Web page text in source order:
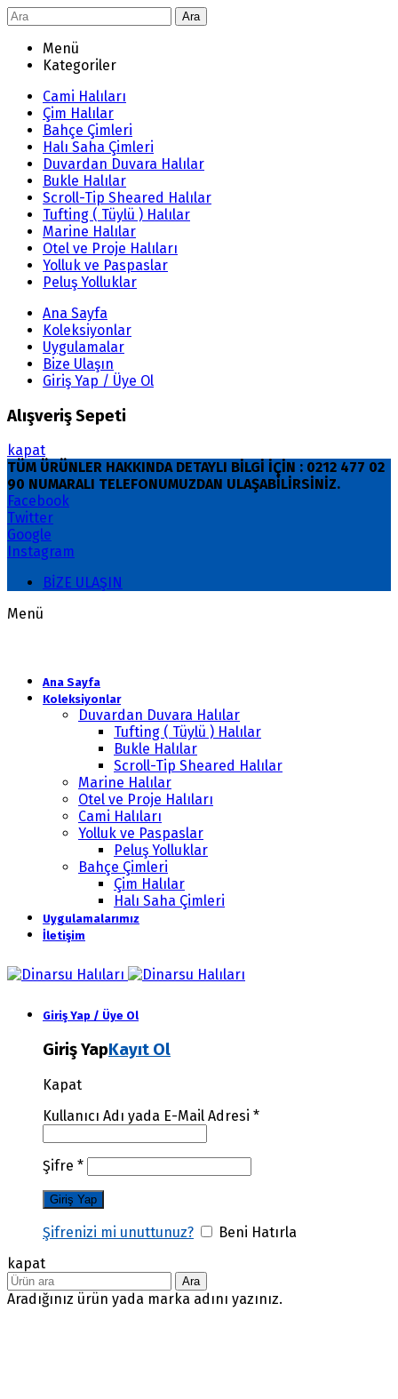
Ara
Menü
Kategoriler
Cami Halıları
Çim Halılar
Bahçe Çimleri
Halı Saha Çimleri
Duvardan Duvara Halılar
Bukle Halılar
Scroll-Tip Sheared Halılar
Tufting ( Tüylü ) Halılar
Marine Halılar
Otel ve Proje Halıları
Yolluk ve Paspaslar
Peluş Yolluklar
Ana Sayfa
Koleksiyonlar
Uygulamalar
Bize Ulaşın
Giriş Yap / Üye Ol
Alışveriş Sepeti
kapat
TÜM ÜRÜNLER HAKKINDA DETAYLI BİLGİ İÇİN : 0212 477 02
90 NUMARALI TELEFONUMUZDAN ULAŞABİLİRSİNİZ.
Facebook
Twitter
Google
Instagram
BİZE ULAŞIN
Menü
Ana Sayfa
Koleksiyonlar
Duvardan Duvara Halılar
Tufting ( Tüylü ) Halılar
Bukle Halılar
Scroll-Tip Sheared Halılar
Marine Halılar
Otel ve Proje Halıları
Cami Halıları
Yolluk ve Paspaslar
Peluş Yolluklar
Bahçe Çimleri
Çim Halılar
Halı Saha Çimleri
Uygulamalarımız
İletişim
Giriş Yap / Üye Ol
Giriş YapKayıt Ol
Kapat
Kullanıcı Adı yada E-Mail Adresi *
Şifre *
Şifrenizi mi unuttunuz?
Beni Hatırla
kapat
Ara
Aradığınız ürün yada marka adını yazınız.